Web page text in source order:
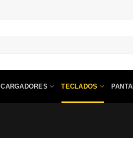
CARGADORES TECLADOS